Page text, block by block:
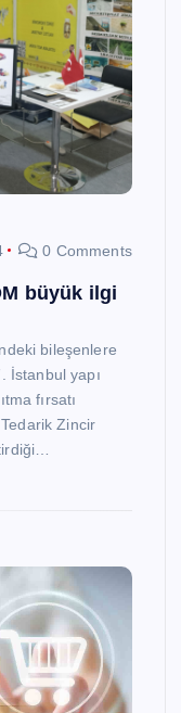
0 Comments
büyük ilgi
bileşenlere
İstanbul yapı
fırsatı
Zincir